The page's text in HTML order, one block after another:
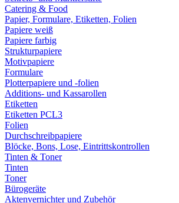
Catering & Food
Papier, Formulare, Etiketten, Folien
Papiere weiß
Papiere farbig
Strukturpapiere
Motivpapiere
Formulare
Plotterpapiere und -folien
Additions- und Kassarollen
Etiketten
Etiketten PCL3
Folien
Durchschreibpapiere
Blöcke, Bons, Lose, Eintrittskontrollen
Tinten & Toner
Tinten
Toner
Bürogeräte
Aktenvernichter und Zubehör